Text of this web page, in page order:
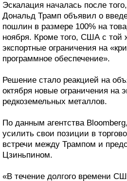
Эскалация началась после
Дональд Трамп объявил о
пошлин в размере 100% на
ноября. Кроме того, США с той
экспортные ограничения на
программное обеспечение».
Решение стало реакцией на
октября новые ограничения на
редкоземельных металлов.
По данным агентства
усилить свои позиции в
встречи между Трампом и
Цзиньпином.
«В течение долгого времени